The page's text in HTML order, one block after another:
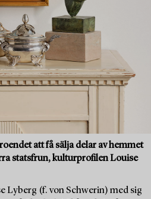
att få sälja delar av hemmet
statsfrun, kulturprofilen Louise
Lyberg (f. von Schwerin) med sig